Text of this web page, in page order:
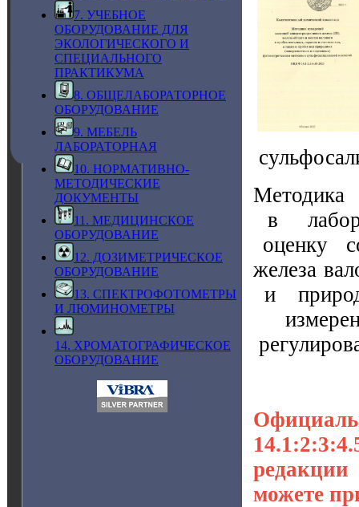
7. УЧЕБНОЕ
ОБОРУДОВАНИЕ ДЛЯ
ЭКОЛОГИЧЕСКОГО И
СПЕЦИАЛЬНОГО
ПРАКТИКУМА
8. ОБЩЕЛАБОРАТОРНОЕ
ОБОРУДОВАНИЕ
9. МЕБЕЛЬ
ЛАБОРАТОРНАЯ
10. НОРМАТИВНО-
МЕТОДИЧЕСКИЕ
ДОКУМЕНТЫ
11. МЕДИЦИНСКОЕ
ОБОРУДОВАНИЕ
12. ДОЗИМЕТРИЧЕСКОЕ
ОБОРУДОВАНИЕ
13. СПЕКТРОФОТОМЕТРЫ
И ЛЮМИНОМЕТРЫ
14. ХРОМАТОГРАФИЧЕСКОЕ
ОБОРУДОВАНИЕ
Методика
в
оценку
железа
и
можете